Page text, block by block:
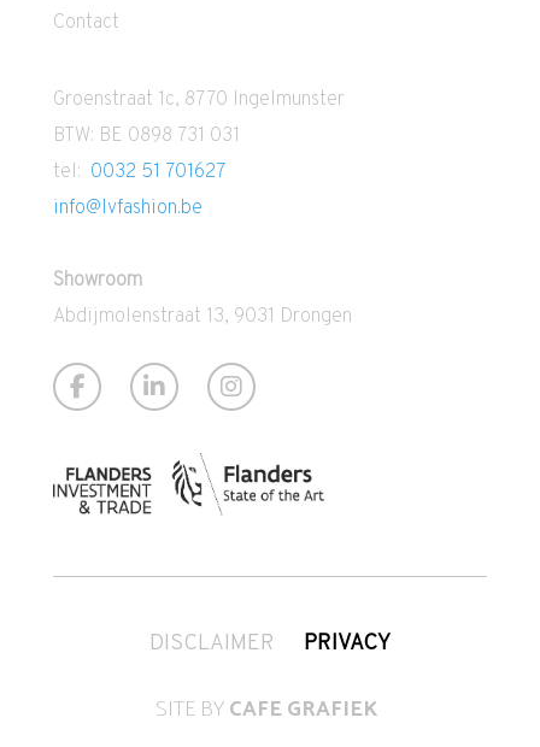
Contact
Groenstraat 1c, 8770 Ingelmunster
BTW: BE 0898 731 031
tel: 0032 51 701627
info@lvfashion.be
Showroom
Abdijmolenstraat 13, 9031 Drongen
DISCLAIMER PRIVACY
SITE BYCAFE GRAFIEK